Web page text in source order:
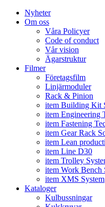
Nyheter
Om oss
Våra Policyer
Code of conduct
Vår vision
Ägarstruktur
Filmer
Företagsfilm
Linjärmoduler
Rack & Pinion
item Building Kit
item Engineering
item Fastening
item Gear Rack
item Lean
item Line D30
item Trolley
item Work Bench
item XMS System
Kataloger
Kulbussningar